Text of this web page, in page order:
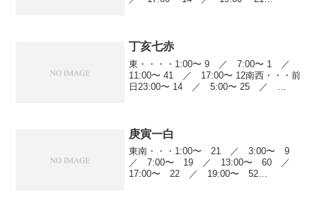
丁亥七赤
東・・・・1:00〜 9 ／ 7:00〜 1 ／
11:00〜 41 ／ 17:00〜 12南西・・・前
日23:00〜 14 ／ 5:00〜 25 ／
庚寅一白
東南・・・1:00〜 21 ／ 3:00〜 9
／ 7:00〜 19 ／ 13:00〜 60 ／
17:00〜 22 ／ 19:00〜 52